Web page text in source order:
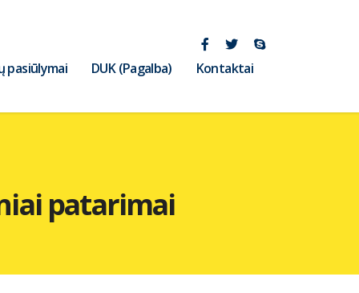
pasiūlymai DUK (Pagalba) Kontaktai
patarimai